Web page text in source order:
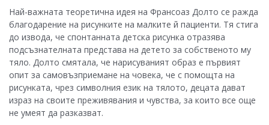
Най-важната теоретична идея на Франсоаз Долто се ражда
благодарение на рисунките на малките й пациенти. Тя стига
до извода, че спонтанната детска рисунка отразява
подсъзнателната представа на детето за собственото му
тяло. Долто смятала, че нарисуваният образ е първият
опит за самовъзприемане на човека, че с помощта на
рисунката, чрез символния език на тялото, децата дават
израз на своите преживявания и чувства, за които все още
не умеят да разказват.